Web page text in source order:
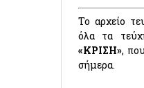
Το αρχείο
όλα τα
«ΚΡΙΣΗ»,
σήμερα.